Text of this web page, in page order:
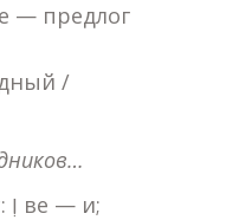
…
וּלְיִשְׁרֵי у-ль-йишрей — от: וְ ве — и;